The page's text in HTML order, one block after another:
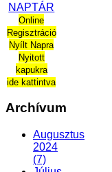
NAPTÁR
Online
Regisztráció
Nyílt Napra
Nyitott
kapukra
ide kattintva
Archívum
Augusztus
2024
(7)